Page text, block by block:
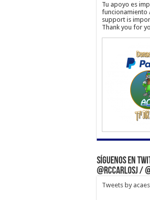
Tu apoyo es
funcionamiento
support is
Thank you for
Síguenos en
@rccarlosj /
Tweets by